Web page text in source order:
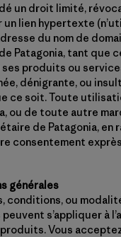
un droit limité,
lien hypertexte
du nom de
Patagonia, tant que
ses produits ou
dénigrante, ou
ce soit. Toute
ou de toute autre
de Patagonia, en
consentement
générales
conditions, ou
s’appliquer à
Vous